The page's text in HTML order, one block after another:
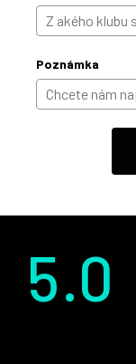
Poznámka
5.0